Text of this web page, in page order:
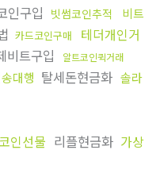
인구입 빗썸코인추적
비트
카드코인구매
테더개인거
비트구입 알트코인퀵거래
대행 탈세돈현금화 솔라
인선물 리플현금화 가상